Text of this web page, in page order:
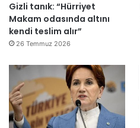
Gizli tanık: “Hürriyet
Makam odasında altını
kendi teslim alır”
26 Temmuz 2026